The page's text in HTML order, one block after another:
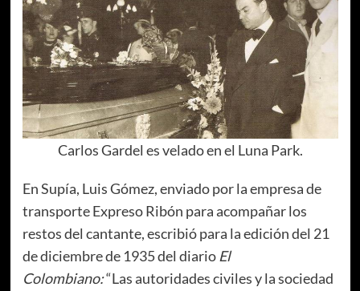
Carlos Gardel es velado en el Luna Park.
En Supía, Luis Gómez, enviado por la empresa de
transporte Expreso Ribón para acompañar los
restos del cantante, escribió para la edición del 21
de diciembre de 1935 del diario El
Colombiano:“Las autoridades civiles y la sociedad